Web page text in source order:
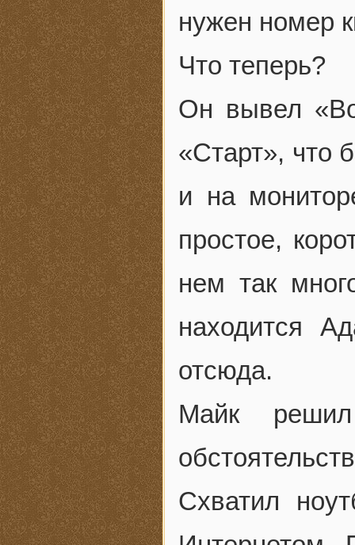
нужен номер
Что теперь?
Он вывел
«Старт», что
и на
простое,
нем так
находится
отсюда.
Майк
Схватил